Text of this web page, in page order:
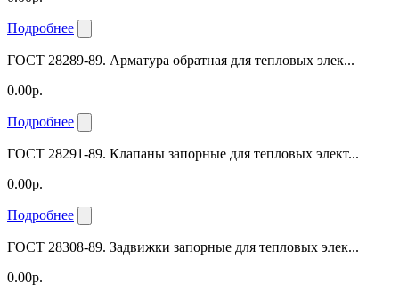
Подробнее
ГОСТ 28289-89. Арматура обратная для тепловых элек...
0.00р.
Подробнее
ГОСТ 28291-89. Клапаны запорные для тепловых элект...
0.00р.
Подробнее
ГОСТ 28308-89. Задвижки запорные для тепловых элек...
0.00р.